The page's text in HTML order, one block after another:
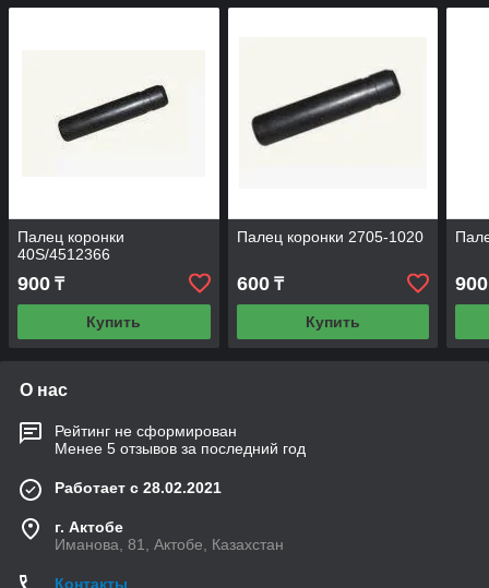
Палец коронки
40S/4512366
900 ₸
Купить
Палец коронки 2705-1020
600₸
Купить
900
О нас
Рейтинг не сформирован
Менее 5 отзывов за последний год
Работает с 28.02.2021
г. Актобе
Иманова, 81, Актобе, Казахстан
Контакты